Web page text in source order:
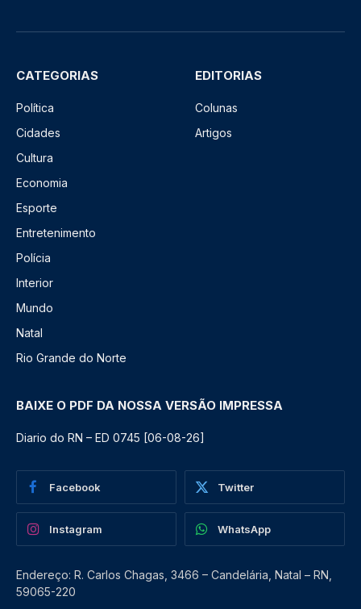
CATEGORIAS
Política
Cidades
Cultura
Economia
Esporte
Entretenimento
Polícia
Interior
Mundo
Natal
Rio Grande do Norte
EDITORIAS
Colunas
Artigos
BAIXE O PDF DA NOSSA VERSÃO IMPRESSA
Diario do RN – ED 0745 [06-08-26]
Facebook Twitter
Instagram WhatsApp
Endereço: R. Carlos Chagas, 3466 – Candelária, Natal – RN,
59065-220